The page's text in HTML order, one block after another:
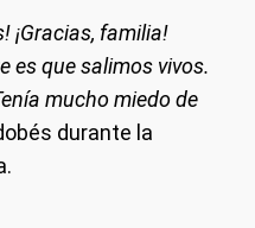
¡Gracias, familia!
es que salimos vivos.
mucho miedo de
durante la